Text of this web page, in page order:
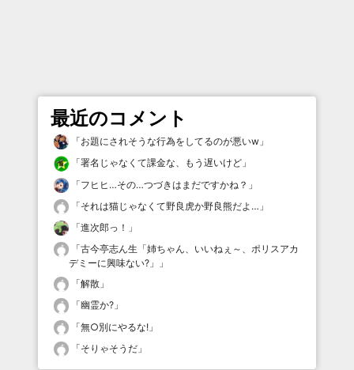
最近のコメント
「お題にされそうな行為をしてるのが悪いw 」
「署名じゃなくて課金な、もう遅いけど 」
「フヒヒ…その…つづきはまだですかね？ 」
「それは猫じゃなくて野良虎か野良熊だよ… 」
「進次郎っ！ 」
「古今亭志ん生「姉ちゃん、いいねぇ～、ポリスアカ
デミーに興味ない?」
」
「解散 」
「幽霊か? 」
「無○別にやるな! 」
「そりゃそうだ 」